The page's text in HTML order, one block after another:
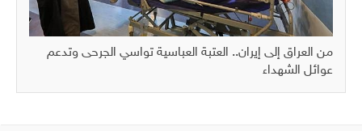
من العراق إلى إيران.. العتبة العباسية تواسي الجرحى وتدعم
عوائل الشهداء